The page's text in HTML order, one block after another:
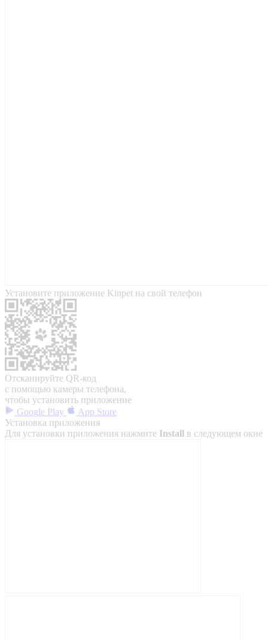
Установите приложение Kinpet на свой телефон
Отсканируйте QR-код
с помощью камеры телефона,
чтобы установить приложение
Google Play
App Store
Установка приложения
Для установки приложения нажмите Install в следующем окне